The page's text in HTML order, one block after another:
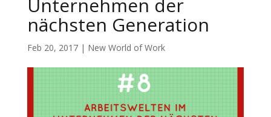
Unternehmen der
nächsten Generation
Feb 20, 2017| New World of Work